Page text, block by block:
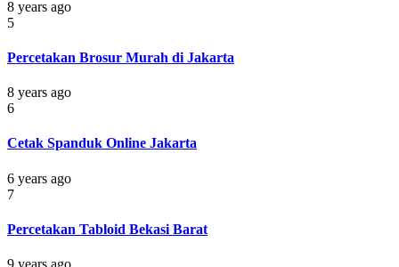
8 years ago
5
Percetakan Brosur Murah di Jakarta
8 years ago
6
Cetak Spanduk Online Jakarta
6 years ago
7
Percetakan Tabloid Bekasi Barat